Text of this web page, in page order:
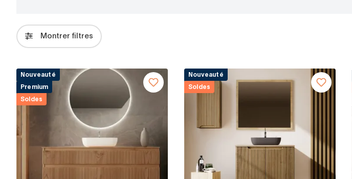
Montrer filtres
Nouveauté
Premium
Soldes
Nouveauté
Soldes